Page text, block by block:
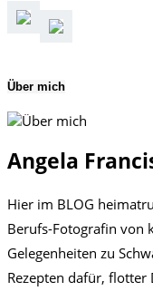
Über mich
Angela
Hier im BLOG
Berufs-Fotografin von
Gelegenheiten zu
Rezepten dafür, flotter